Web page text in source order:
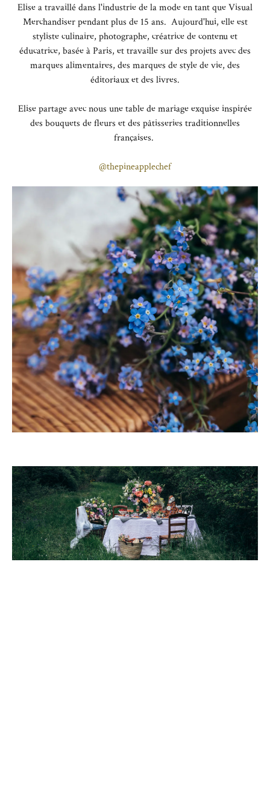
Elise a travaillé dans l'industrie de la mode en tant que Visual
Merchandiser pendant plus de 15 ans. Aujourd'hui, elle est
styliste culinaire, photographe, créatrice de contenu et
éducatrice, basée à Paris, et travaille sur des projets avec des
marques alimentaires, des marques de style de vie, des
éditoriaux et des livres.
Elise partage avec nous une table de mariage exquise inspirée
des bouquets de fleurs et des pâtisseries traditionnelles
françaises.
@thepineapplechef